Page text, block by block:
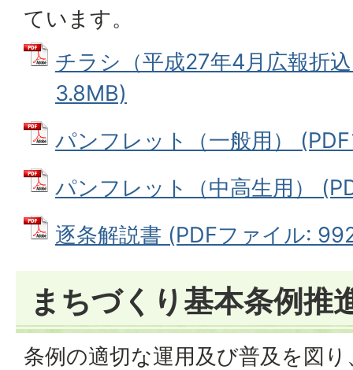
ています。
チラシ（平成27年4月広報折
3.8MB)
パンフレット（一般用）
パンフレット（中高生用）
逐条解説書 (PDFファイル:
まちづくり基本条例推
条例の適切な運用及び普及を図